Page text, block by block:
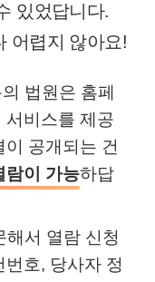
있었답니다.
어렵지 않아요!
법원은 홈페
서비스를 제공
공개되는 건
람이 가능하답
해서 열람 신청
호, 당사자 정